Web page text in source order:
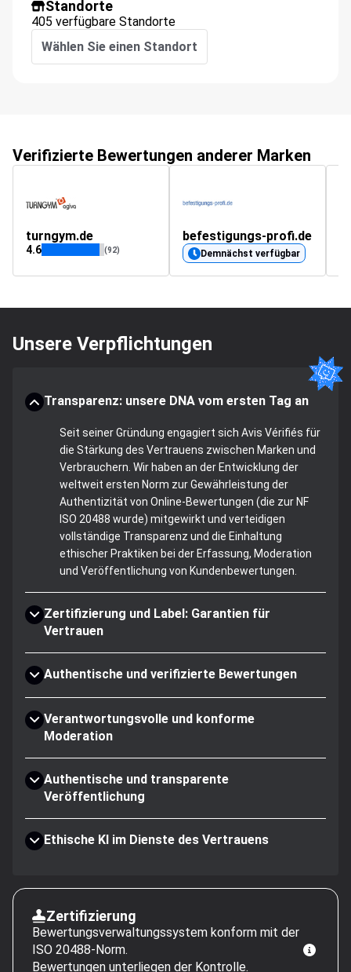
Standorte
405 verfügbare Standorte
Wählen Sie einen Standort
Verifizierte Bewertungen anderer Marken
turngym.de
4.6 (92)
befestigungs-profi.de
Demnächst verfügbar
Unsere Verpflichtungen
Transparenz: unsere DNA vom ersten Tag an
Seit seiner Gründung engagiert sich Avis Vérifiés für
die Stärkung des Vertrauens zwischen Marken und
Verbrauchern. Wir haben an der Entwicklung der
weltweit ersten Norm zur Gewährleistung der
Authentizität von Online-Bewertungen (die zur NF
ISO 20488 wurde) mitgewirkt und verteidigen
vollständige Transparenz und die Einhaltung
ethischer Praktiken bei der Erfassung, Moderation
und Veröffentlichung von Kundenbewertungen.
Zertifizierung und Label: Garantien für
Vertrauen
Authentische und verifizierte Bewertungen
Verantwortungsvolle und konforme
Moderation
Authentische und transparente
Veröffentlichung
Ethische KI im Dienste des Vertrauens
Zertifizierung
Bewertungsverwaltungssystem konform mit der
ISO 20488-Norm.
Bewertungen unterliegen der Kontrolle.